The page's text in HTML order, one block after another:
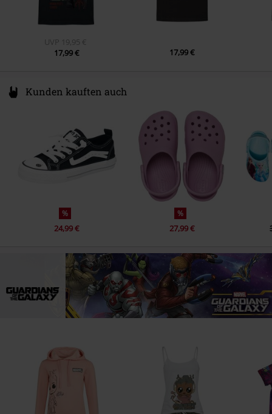
UVP
19,95 €
17,99 €
17,99 €
Kunden kauften auch
%
24,99 €
%
27,99 €